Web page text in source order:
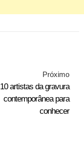
Próximo
10 artistas da gravura
contemporânea para
conhecer